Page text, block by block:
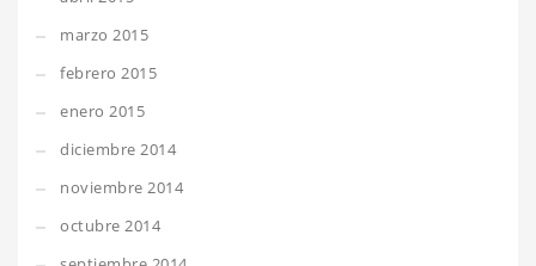
marzo 2015
febrero 2015
enero 2015
diciembre 2014
noviembre 2014
octubre 2014